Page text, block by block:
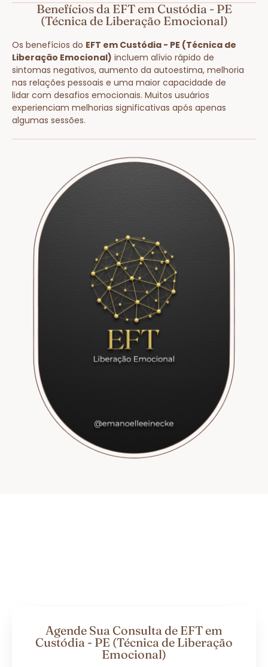
Benefícios da EFT em Custódia - PE
(Técnica de Liberação Emocional)
Os benefícios do EFT em Custódia - PE (Técnica de
Liberação Emocional) incluem alívio rápido de
sintomas negativos, aumento da autoestima, melhoria
nas relações pessoais e uma maior capacidade de
lidar com desafios emocionais. Muitos usuários
experienciam melhorias significativas após apenas
algumas sessões.
Agende Sua Consulta de EFT em
Custódia - PE (Técnica de Liberação
Emocional)